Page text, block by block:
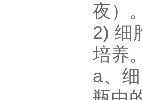
夜）
2) 细
培养
a、